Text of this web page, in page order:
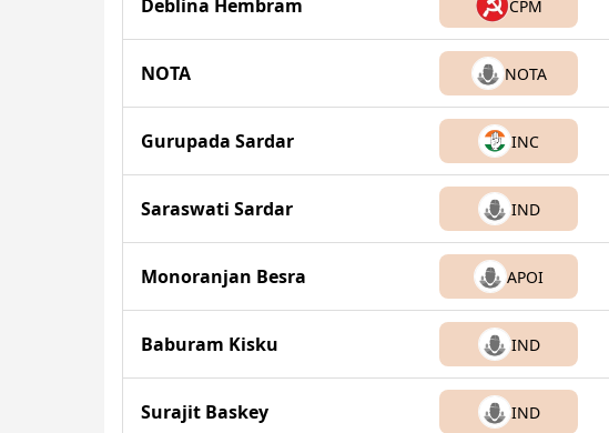
Deblina Hembram CPM
NOTA NOTA
Gurupada Sardar INC
Saraswati Sardar IND
Monoranjan Besra APOI
Baburam Kisku IND
Surajit Baskey IND